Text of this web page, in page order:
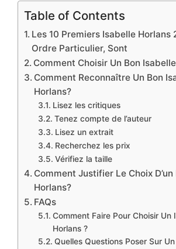
Table of Contents
Les 10 Premiers Isabelle Horlans
Ordre Particulier, Sont
Comment Choisir Un Bon
Comment Reconnaître Un Bon
Horlans?
Lisez les critiques
Tenez compte de l’auteur
Lisez un extrait
Recherchez les prix
Vérifiez la taille
Comment Justifier Le Choix
Horlans?
FAQs
Comment Faire Pour Choisir Un
Horlans ?
Quelles Questions Poser Sur